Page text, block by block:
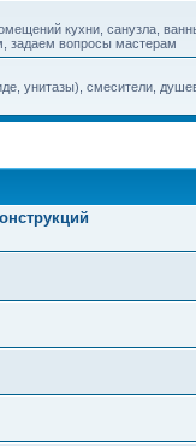
кухни, санузла,
задаем вопросы мастерам
унитазы), смесители,